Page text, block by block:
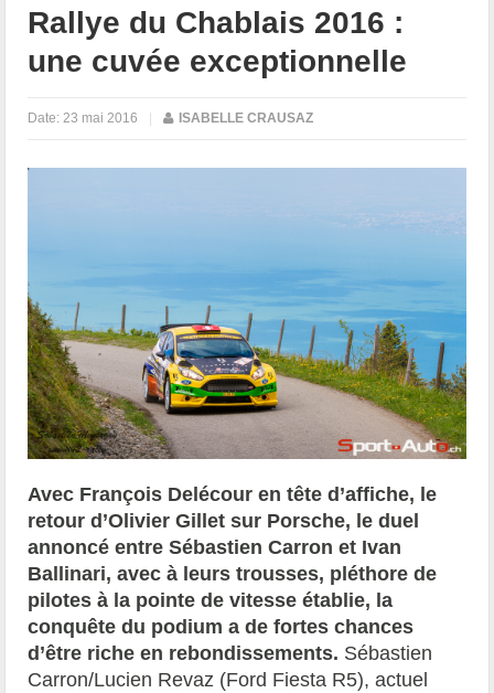
Rallye du Chablais 2016 :
une cuvée exceptionnelle
Date: 23 mai 2016 | ISABELLE CRAUSAZ
Avec François Delécour en tête d’affiche, le
retour d’Olivier Gillet sur Porsche, le duel
annoncé entre Sébastien Carron et Ivan
Ballinari, avec à leurs trousses, pléthore de
pilotes à la pointe de vitesse établie, la
conquête du podium a de fortes chances
d’être riche en rebondissements. Sébastien
Carron/Lucien Revaz (Ford Fiesta R5), actuel